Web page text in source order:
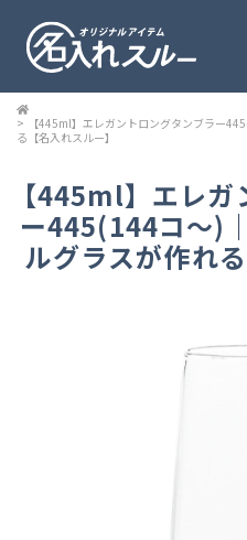
>
【445ml】エレガントロングタンブラー
る【名入れスルー】
【445ml】エレ
ー445(144コ～)
ルグラスが作れ